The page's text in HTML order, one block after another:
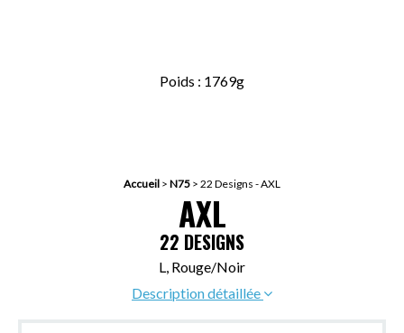
Poids : 1769g
Accueil > N75 > 22 Designs - AXL
AXL
22 DESIGNS
L, Rouge/Noir
Description détaillée